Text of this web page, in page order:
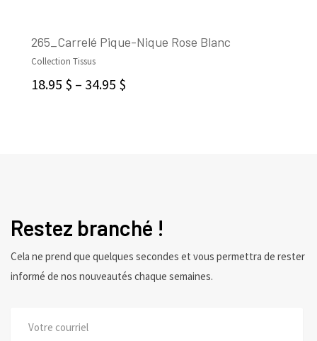
265_Carrelé Pique-Nique Rose Blanc
Collection Tissus
18.95 $ – 34.95 $
Restez branché !
Cela ne prend que quelques secondes et vous permettra de rester
informé de nos nouveautés chaque semaines.